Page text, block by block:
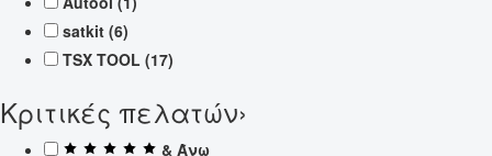
satkit (6)
TSX TOOL (17)
Κριτικές πελατών›
& Άνω